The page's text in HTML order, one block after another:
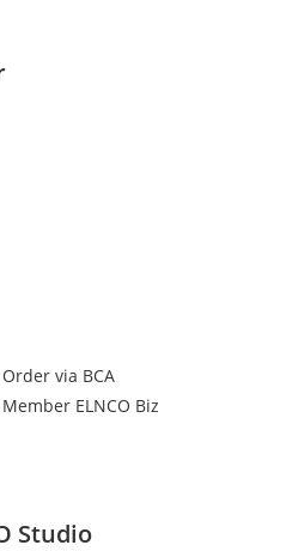
via BCA
ELNCO Biz
Studio